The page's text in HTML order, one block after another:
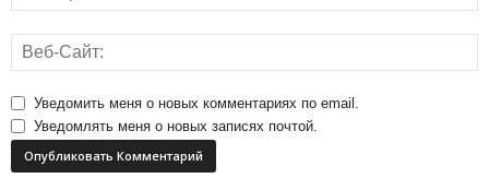
Уведомить меня о новых комментариях по email.
Уведомлять меня о новых записях почтой.